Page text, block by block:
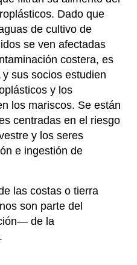
Dado que
de cultivo de
se ven afectadas
costera, es
sus socios estudien
y los
los mariscos. Se están
centradas en el riesgo
y los seres
e ingestión de
las costas o tierra
son parte del
de la